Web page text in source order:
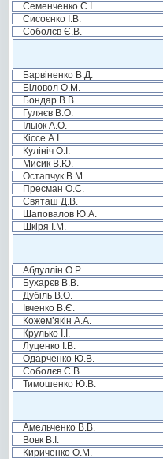
Семенченко С.І.
Сисоєнко І.В.
Соболєв Є.В.
Барвіненко В.Д.
Біловол О.М.
Бондар В.В.
Гуляєв В.О.
Ільюк А.О.
Кіссе А.І.
Кулініч О.І.
Мисик В.Ю.
Остапчук В.М.
Пресман О.С.
Святаш Д.В.
Шаповалов Ю.А.
Шкіря І.М.
Абдуллін О.Р.
Бухарєв В.В.
Дубіль В.О.
Івченко В.Є.
Кожем’якін А.А.
Крулько І.І.
Луценко І.В.
Одарченко Ю.В.
Соболєв С.В.
Тимошенко Ю.В.
Амельченко В.В.
Вовк В.І.
Кириченко О.М.